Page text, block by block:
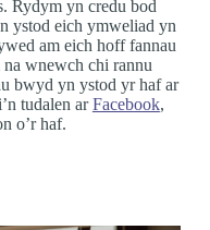
Rydym yn credu bod
ystod eich ymweliad yn
am eich hoff fannau
wnewch chi rannu
bwyd yn ystod yr haf ar
tudalen arFacebook,
o’r haf.